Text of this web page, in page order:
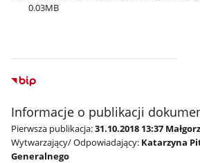
0.03MB
Informacje o publikacji
Pierwsza publikacja:31.10.2018 13:37
Wytwarzający/ Odpowiadający: Katarzyna
Generalnego